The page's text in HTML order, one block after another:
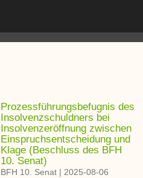
Prozessführungsbefugnis des
Insolvenzschuldners bei
Insolvenzeröffnung zwischen
Einspruchsentscheidung und
Klage (Beschluss des BFH
10. Senat)
BFH 10. Senat | 2025-08-06